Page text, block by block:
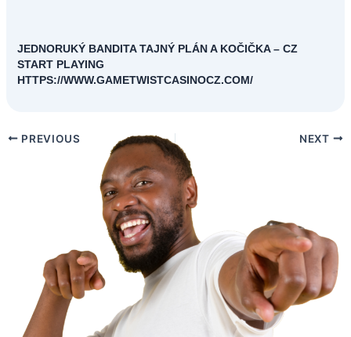
JEDNORUKÝ BANDITA TAJNÝ PLÁN A KOČIČKA – CZ
START PLAYING
HTTPS://WWW.GAMETWISTCASINOCZ.COM/
PREVIOUS NEXT